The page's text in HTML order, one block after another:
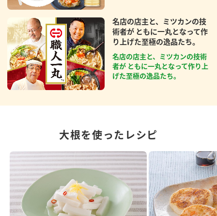
名店の店主と、ミツカンの技
術者が ともに一丸となって作
り上げた至極の逸品たち。
名店の店主と、ミツカンの技術
者が ともに一丸となって作り上
げた至極の逸品たち。
大根を使ったレシピ